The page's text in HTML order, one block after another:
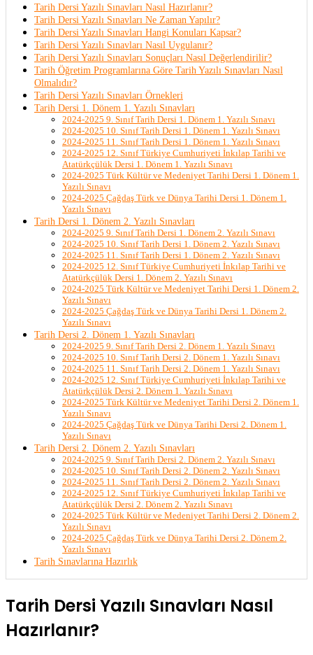
Tarih Dersi Yazılı Sınavları Nasıl Hazırlanır?
Tarih Dersi Yazılı Sınavları Ne Zaman Yapılır?
Tarih Dersi Yazılı Sınavları Hangi Konuları Kapsar?
Tarih Dersi Yazılı Sınavları Nasıl Uygulanır?
Tarih Dersi Yazılı Sınavları Sonuçları Nasıl Değerlendirilir?
Tarih Öğretim Programlarına Göre Tarih Yazılı Sınavları Nasıl
Olmalıdır?
Tarih Dersi Yazılı Sınavları Örnekleri
Tarih Dersi 1. Dönem 1. Yazılı Sınavları
2024-2025 9. Sınıf Tarih Dersi 1. Dönem 1. Yazılı Sınavı
2024-2025 10. Sınıf Tarih Dersi 1. Dönem 1. Yazılı Sınavı
2024-2025 11. Sınıf Tarih Dersi 1. Dönem 1. Yazılı Sınavı
2024-2025 12. Sınıf Türkiye Cumhuriyeti İnkılap Tarihi ve
Atatürkçülük Dersi 1. Dönem 1. Yazılı Sınavı
2024-2025 Türk Kültür ve Medeniyet Tarihi Dersi 1. Dönem 1.
Yazılı Sınavı
2024-2025 Çağdaş Türk ve Dünya Tarihi Dersi 1. Dönem 1.
Yazılı Sınavı
Tarih Dersi 1. Dönem 2. Yazılı Sınavları
2024-2025 9. Sınıf Tarih Dersi 1. Dönem 2. Yazılı Sınavı
2024-2025 10. Sınıf Tarih Dersi 1. Dönem 2. Yazılı Sınavı
2024-2025 11. Sınıf Tarih Dersi 1. Dönem 2. Yazılı Sınavı
2024-2025 12. Sınıf Türkiye Cumhuriyeti İnkılap Tarihi ve
Atatürkçülük Dersi 1. Dönem 2. Yazılı Sınavı
2024-2025 Türk Kültür ve Medeniyet Tarihi Dersi 1. Dönem 2.
Yazılı Sınavı
2024-2025 Çağdaş Türk ve Dünya Tarihi Dersi 1. Dönem 2.
Yazılı Sınavı
Tarih Dersi 2. Dönem 1. Yazılı Sınavları
2024-2025 9. Sınıf Tarih Dersi 2. Dönem 1. Yazılı Sınavı
2024-2025 10. Sınıf Tarih Dersi 2. Dönem 1. Yazılı Sınavı
2024-2025 11. Sınıf Tarih Dersi 2. Dönem 1. Yazılı Sınavı
2024-2025 12. Sınıf Türkiye Cumhuriyeti İnkılap Tarihi ve
Atatürkçülük Dersi 2. Dönem 1. Yazılı Sınavı
2024-2025 Türk Kültür ve Medeniyet Tarihi Dersi 2. Dönem 1.
Yazılı Sınavı
2024-2025 Çağdaş Türk ve Dünya Tarihi Dersi 2. Dönem 1.
Yazılı Sınavı
Tarih Dersi 2. Dönem 2. Yazılı Sınavları
2024-2025 9. Sınıf Tarih Dersi 2. Dönem 2. Yazılı Sınavı
2024-2025 10. Sınıf Tarih Dersi 2. Dönem 2. Yazılı Sınavı
2024-2025 11. Sınıf Tarih Dersi 2. Dönem 2. Yazılı Sınavı
2024-2025 12. Sınıf Türkiye Cumhuriyeti İnkılap Tarihi ve
Atatürkçülük Dersi 2. Dönem 2. Yazılı Sınavı
2024-2025 Türk Kültür ve Medeniyet Tarihi Dersi 2. Dönem 2.
Yazılı Sınavı
2024-2025 Çağdaş Türk ve Dünya Tarihi Dersi 2. Dönem 2.
Yazılı Sınavı
Tarih Sınavlarına Hazırlık
Tarih Dersi Yazılı Sınavları Nasıl
Hazırlanır?